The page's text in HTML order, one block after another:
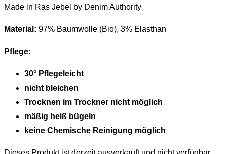
Made in Ras Jebel by Denim Authority
Material: 97% Baumwolle (Bio), 3% Elasthan
Pflege:
30° Pflegeleicht
nicht bleichen
Trocknen im Trockner nicht möglich
mäßig heiß bügeln
keine Chemische Reinigung möglich